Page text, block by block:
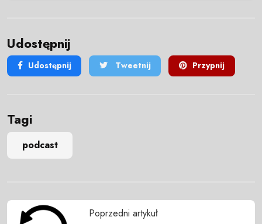
Udostępnij
Udostępnij Tweetnij Przypnij
Tagi
podcast
Poprzedni artykuł